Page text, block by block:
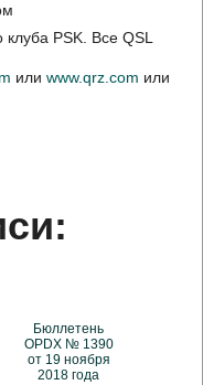
PSK. Все QSL
илиwww.qrz.com или
Бюллетень
OPDX № 1390
от 19 ноября
2018 года